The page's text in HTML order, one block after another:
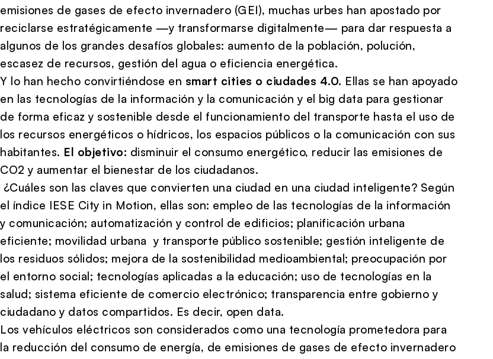
emisiones de gases de efecto invernadero (GEI), muchas urbes han apostado por
reciclarse estratégicamente —y transformarse digitalmente— para dar respuesta a
algunos de los grandes desafíos globales: aumento de la población, polución,
escasez de recursos, gestión del agua o eficiencia energética.
Y lo han hecho convirtiéndose en smart cities o ciudades 4.0. Ellas se han apoyado
en las tecnologías de la información y la comunicación y el big data para gestionar
de forma eficaz y sostenible desde el funcionamiento del transporte hasta el uso de
los recursos energéticos o hídricos, los espacios públicos o la comunicación con sus
habitantes. El objetivo: disminuir el consumo energético, reducir las emisiones de
CO2 y aumentar el bienestar de los ciudadanos.
¿Cuáles son las claves que convierten una ciudad en una ciudad inteligente? Según
el índice IESE City in Motion, ellas son: empleo de las tecnologías de la información
y comunicación; automatización y control de edificios; planificación urbana
eficiente; movilidad urbana y transporte público sostenible; gestión inteligente de
los residuos sólidos; mejora de la sostenibilidad medioambiental; preocupación por
el entorno social; tecnologías aplicadas a la educación; uso de tecnologías en la
salud; sistema eficiente de comercio electrónico; transparencia entre gobierno y
ciudadano y datos compartidos. Es decir, open data.
Los vehículos eléctricos son considerados como una tecnología prometedora para
la reducción del consumo de energía, de emisiones de gases de efecto invernadero